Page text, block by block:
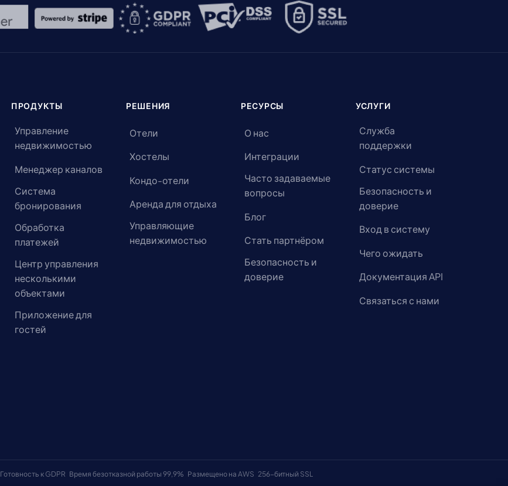
ПРОДУКТЫ
Управление
недвижимостью
Менеджер каналов
Система
бронирования
Обработка
платежей
Центр управления
несколькими
объектами
Приложение для
гостей
РЕШЕНИЯ
Отели
Хостелы
Кондо-отели
Аренда для отдыха
Управляющие
недвижимостью
РЕСУРСЫ
О нас
Интеграции
Часто задаваемые
вопросы
Блог
Стать партнёром
Безопасность и
доверие
УСЛУГИ
Служба
поддержки
Статус системы
Безопасность и
доверие
Вход в систему
Чего ожидать
Документация API
Связаться с нами
Готовность к GDPR Время безотказной работы 99,9% Размещено на AWS 256-битный SSL